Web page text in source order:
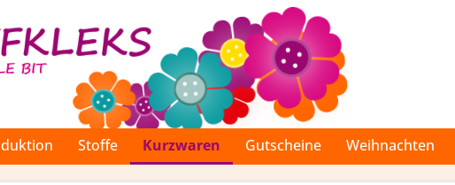
Stoffe Kurzwaren Gutscheine Weihnachten